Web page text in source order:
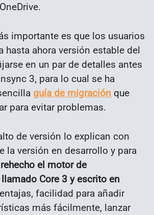
importante es que los usuarios
hasta ahora versión estable del
en un par de detalles antes
3, para lo cual se ha
guía de migración que
para evitar problemas.
de versión lo explican con
la versión en desarrollo y para
rehecho el motor de
Core 3 y escrito en
facilidad para añadir
más fácilmente, lanzar